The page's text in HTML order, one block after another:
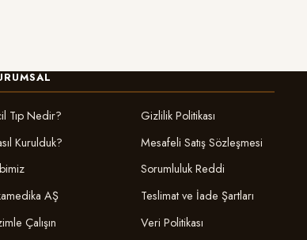
Tıp Nedir?
Kurulduk?
AŞ
Çalışın
Gizlilik Politikası
Mesafeli Satış Sözleşmesi
Sorumluluk Reddi
Teslimat ve İade Şartları
Veri Politikası